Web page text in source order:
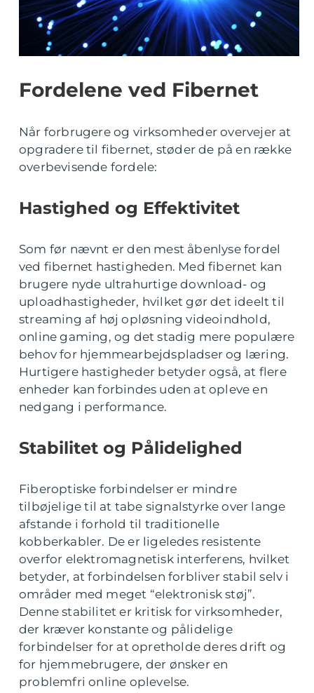
Fordelene ved Fibernet
Når forbrugere og virksomheder overvejer at
opgradere til fibernet, støder de på en række
overbevisende fordele:
Hastighed og Effektivitet
Som før nævnt er den mest åbenlyse fordel
ved fibernet hastigheden. Med fibernet kan
brugere nyde ultrahurtige download- og
uploadhastigheder, hvilket gør det ideelt til
streaming af høj opløsning videoindhold,
online gaming, og det stadig mere populære
behov for hjemmearbejdspladser og læring.
Hurtigere hastigheder betyder også, at flere
enheder kan forbindes uden at opleve en
nedgang i performance.
Stabilitet og Pålidelighed
Fiberoptiske forbindelser er mindre
tilbøjelige til at tabe signalstyrke over lange
afstande i forhold til traditionelle
kobberkabler. De er ligeledes resistente
overfor elektromagnetisk interferens, hvilket
betyder, at forbindelsen forbliver stabil selv i
områder med meget “elektronisk støj”.
Denne stabilitet er kritisk for virksomheder,
der kræver konstante og pålidelige
forbindelser for at opretholde deres drift og
for hjemmebrugere, der ønsker en
problemfri online oplevelse.